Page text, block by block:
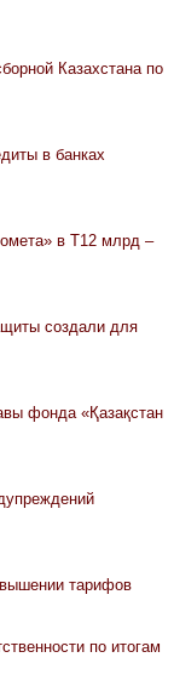
Казахстана по
в банках
в Т12 млрд –
создали для
фонда «Қазақстан
тарифов
по итогам